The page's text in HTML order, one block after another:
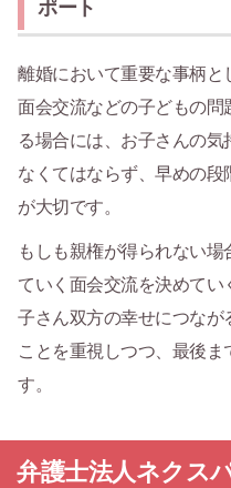
ポート
離婚において重要な事柄
面会交流などの子どもの
る場合には、お子さんの気
なくてはならず、早めの段
が大切です。
もしも親権が得られない
ていく面会交流を決めて
子さん双方の幸せにつなが
ことを重視しつつ、最後ま
す。
弁護士法人ネクス